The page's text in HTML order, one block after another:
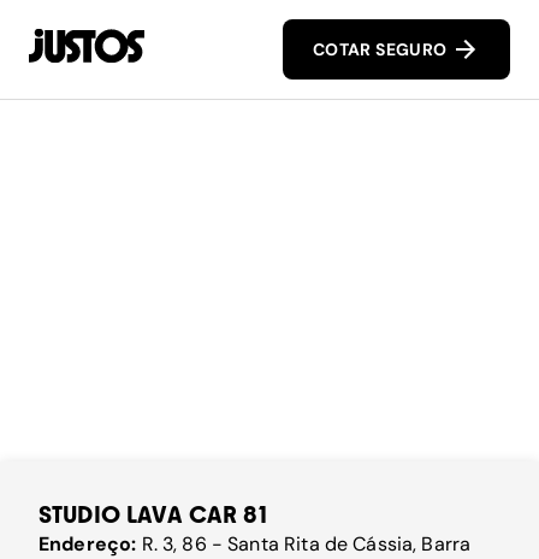
COTAR SEGURO
STUDIO LAVA CAR 81
Endereço: R. 3, 86 - Santa Rita de Cássia, Barra